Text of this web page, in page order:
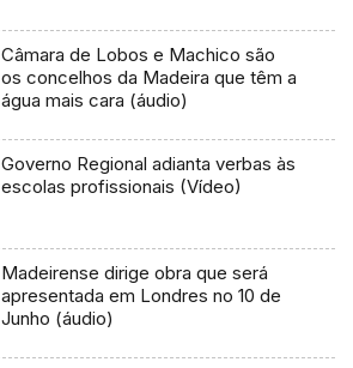
Câmara de Lobos e Machico são
os concelhos da Madeira que têm a
água mais cara (áudio)
Governo Regional adianta verbas às
escolas profissionais (Vídeo)
Madeirense dirige obra que será
apresentada em Londres no 10 de
Junho (áudio)